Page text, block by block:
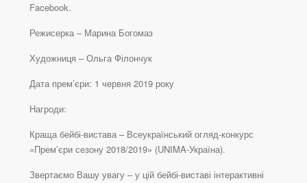
Facebook.
Режисерка – Марина Богомаз
Художниця – Ольга Філончук
Дата прем’єри: 1 червня 2019 року
Нагроди:
Краща бейбі-вистава – Всеукраїнський огляд-конкурс
«Прем’єри сезону 2018/2019» (UNIMA-Україна).
Звертаємо Вашу увагу – у цій бейбі-виставі інтерактивні